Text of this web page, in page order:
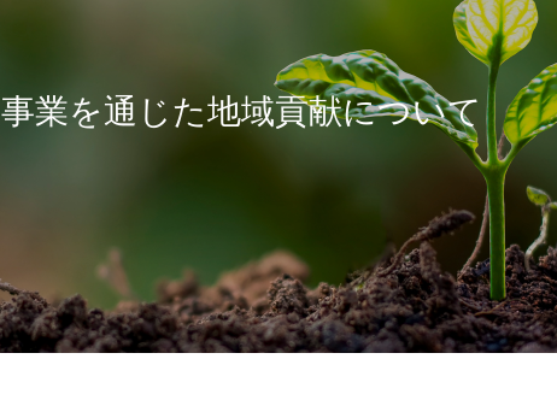
害虫駆除 おそうじサービス
新撰組まつりに日野市商工
会青年部として参加しまし
た
事業を通じた地域貢献について